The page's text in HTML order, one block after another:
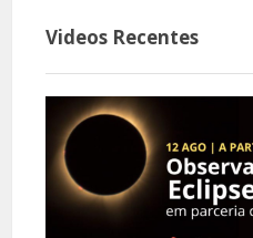
Videos Recentes